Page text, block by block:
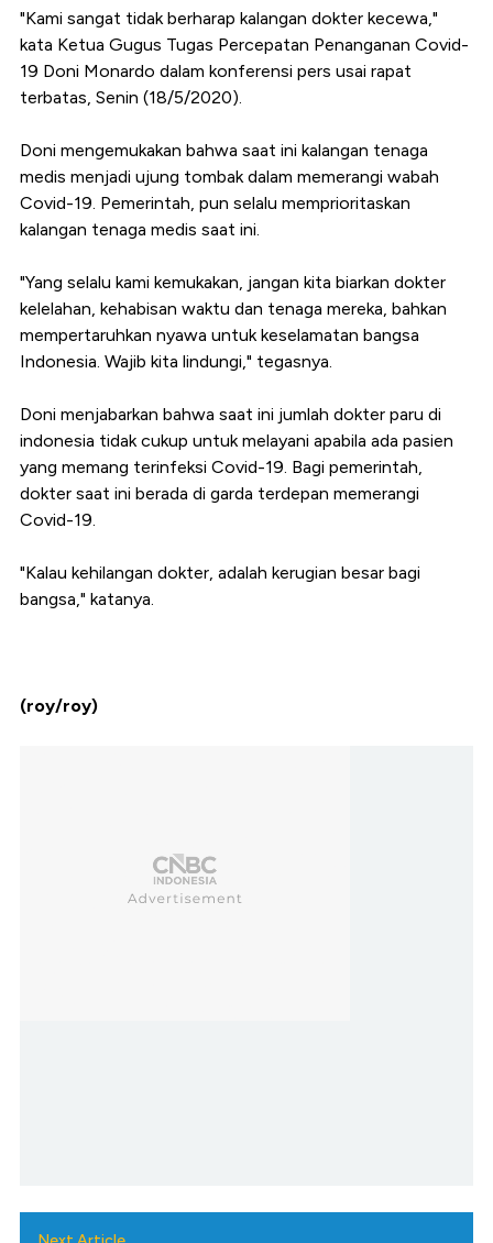
"Kami sangat tidak berharap kalangan dokter kecewa,"
kata Ketua Gugus Tugas Percepatan Penanganan Covid-
19 Doni Monardo dalam konferensi pers usai rapat
terbatas, Senin (18/5/2020).
Doni mengemukakan bahwa saat ini kalangan tenaga
medis menjadi ujung tombak dalam memerangi wabah
Covid-19. Pemerintah, pun selalu memprioritaskan
kalangan tenaga medis saat ini.
"Yang selalu kami kemukakan, jangan kita biarkan dokter
kelelahan, kehabisan waktu dan tenaga mereka, bahkan
mempertaruhkan nyawa untuk keselamatan bangsa
Indonesia. Wajib kita lindungi," tegasnya.
Doni menjabarkan bahwa saat ini jumlah dokter paru di
indonesia tidak cukup untuk melayani apabila ada pasien
yang memang terinfeksi Covid-19. Bagi pemerintah,
dokter saat ini berada di garda terdepan memerangi
Covid-19.
"Kalau kehilangan dokter, adalah kerugian besar bagi
bangsa," katanya.
(roy/roy)